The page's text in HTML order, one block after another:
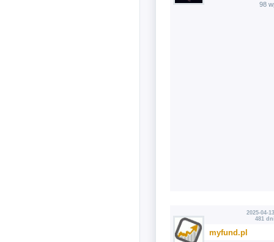
98
2025-04-
481
myfund.pl